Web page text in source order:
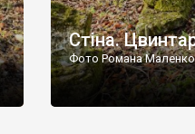
Стіна.
Фото Романа